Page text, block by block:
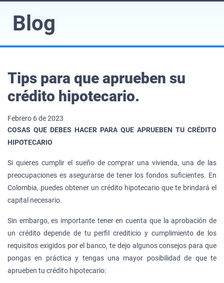
Blog
Tips para que aprueben su
crédito hipotecario.
Febrero 6 de 2023
COSAS QUE DEBES HACER PARA QUE APRUEBEN TU CRÉDITO
HIPOTECARIO
Si quieres cumplir el sueño de comprar una vivienda, una de las
preocupaciones es asegurarse de tener los fondos suficientes. En
Colombia, puedes obtener un crédito hipotecario que te brindará el
capital necesario.
Sin embargo, es importante tener en cuenta que la aprobación de
un crédito depende de tu perfil crediticio y cumplimiento de los
requisitos exigidos por el banco, te dejo algunos consejos para que
pongas en práctica y tengas una mayor posibilidad de que te
aprueben tu crédito hipotecario: